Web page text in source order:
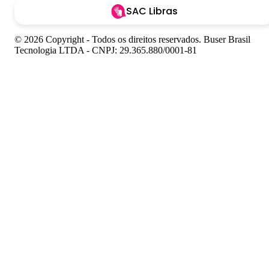
SAC Libras
© 2026 Copyright - Todos os direitos reservados. Buser Brasil
Tecnologia LTDA - CNPJ: 29.365.880/0001-81